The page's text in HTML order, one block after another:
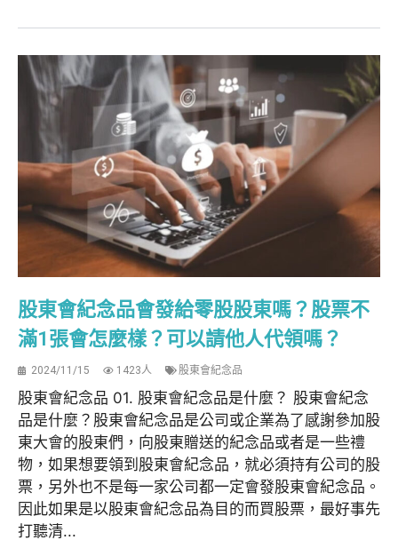
股東會紀念品會發給零股股東嗎？股票不
滿1張會怎麼樣？可以請他人代領嗎？
2024/11/15 1423人 股東會紀念品
股東會紀念品 01. 股東會紀念品是什麼？ 股東會紀念
品是什麼？股東會紀念品是公司或企業為了感謝參加股
東大會的股東們，向股東贈送的紀念品或者是一些禮
物，如果想要領到股東會紀念品，就必須持有公司的股
票，另外也不是每一家公司都一定會發股東會紀念品。
因此如果是以股東會紀念品為目的而買股票，最好事先
打聽清...